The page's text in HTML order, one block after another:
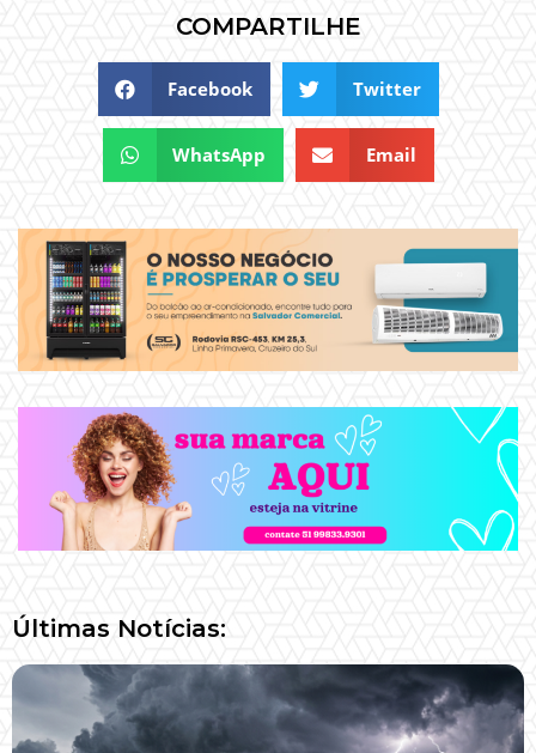
COMPARTILHE
Facebook Twitter
WhatsApp Email
Últimas Notícias: